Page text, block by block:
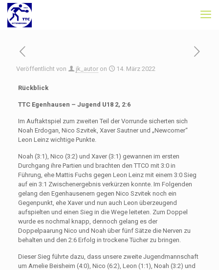
Veröffentlicht von jk_autor on 14. März 2022
Rückblick
TTC Egenhausen – Jugend U18 2, 2:6
Im Auftaktspiel zum zweiten Teil der Vorrunde sicherten sich
Noah Erdogan, Nico Szvitek, Xaver Sautner und „Newcomer“
Leon Leinz wichtige Punkte.
Noah (3:1), Nico (3:2) und Xaver (3:1) gewannen im ersten
Durchgang ihre Partien und brachten den TTCO mit 3:0 in
Führung, ehe Mattis Fuchs gegen Leon Leinz mit einem 3:0 Sieg
auf ein 3:1 Zwischenergebnis verkürzen konnte. Im Folgenden
gelang den Egenhausenern gegen Nico Szvitek noch ein
Gegenpunkt, ehe Xaver und nun auch Leon überzeugend
aufspielten und einen Sieg in die Wege leiteten. Zum Doppel
wurde es nochmal knapp, dennoch gelang es der
Doppelpaarung Nico und Noah über fünf Sätze die Nerven zu
behalten und den 2:6 Erfolg in trockene Tücher zu bringen.
Dieser Sieg führte dazu, dass unsere zweite Jugendmannschaft
um Amelie Beisheim (4:0), Nico (6:2), Leon (1:1), Noah (3:2) und